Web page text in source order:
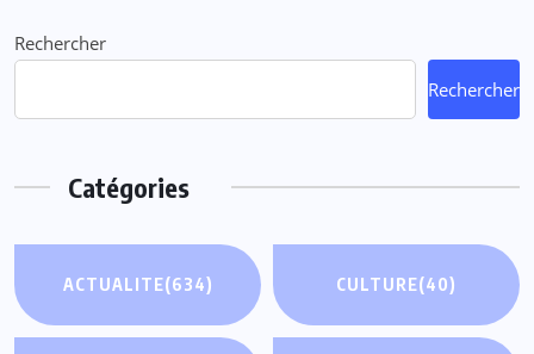
Rechercher
Rechercher
Catégories
ACTUALITE(634) CULTURE(40)